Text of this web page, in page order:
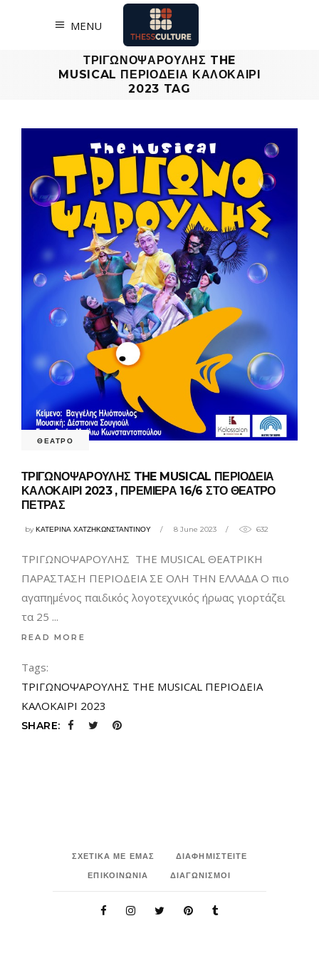
MENU
ΤΡΙΓΩΝΟΨΑΡΟΥΛΗΣ THE
MUSICAL ΠΕΡΙΟΔΕΙΑ ΚΑΛΟΚΑΙΡΙ
2023 TAG
ΘΕΑΤΡΟ
ΤΡΙΓΩΝΟΨΑΡΟΥΛΗΣ THE MUSICAL ΠΕΡΙΟΔΕΙΑ
ΚΑΛΟΚΑΙΡΙ 2023 , ΠΡΕΜΙΕΡΑ 16/6 ΣΤΟ ΘΕΑΤΡΟ
ΠΕΤΡΑΣ
byΚΑΤΕΡΙΝΑ ΧΑΤΖΗΚΩΝΣΤΑΝΤΙΝΟΥ 8 June 2023 632
ΤΡΙΓΩΝΟΨΑΡΟΥΛΗΣ THE MUSICAL ΘΕΑΤΡΙΚΗ
ΠΑΡΑΣΤΑΣΗ ΠΕΡΙΟΔΕΙΑ ΣΕ ΟΛΗ ΤΗΝ ΕΛΛΑΔΑ Ο πιο
αγαπημένος παιδικός λογοτεχνικός ήρωας γιορτάζει
τα 25
READ MORE
Tags:
ΤΡΙΓΩΝΟΨΑΡΟΥΛΗΣ THE MUSICAL ΠΕΡΙΟΔΕΙΑ
ΚΑΛΟΚΑΙΡΙ 2023
SHARE:
ΣΧΕΤΙΚΑ ΜΕ ΕΜΑΣ
ΔΙΑΦΗΜΙΣΤΕΙΤΕ
ΕΠΙΚΟΙΝΩΝΙΑ
ΔΙΑΓΩΝΙΣΜΟΙ